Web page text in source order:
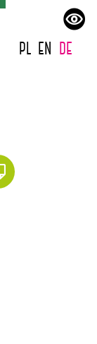
pl en de